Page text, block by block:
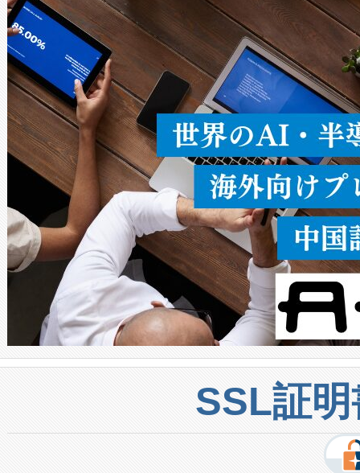
ードを切り替えて使用するこ
ることなく、単一のデバイス
うにします。遠距離まで届く
密度なスキャ […]
SSL証